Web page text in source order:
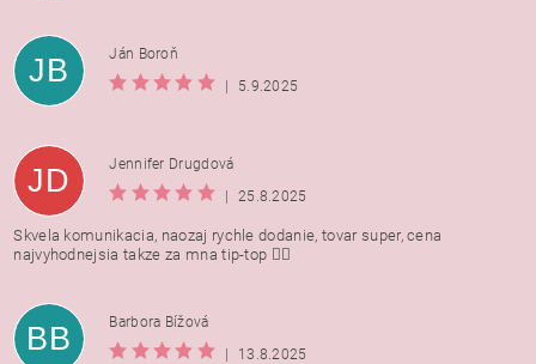
JB
Ján Boroň
|
5.9.2025
JD
Jennifer Drugdová
|
25.8.2025
Skvela komunikacia, naozaj rychle dodanie, tovar super, cena
najvyhodnejsia takze za mna tip-top 👍🏻
BB
Barbora Bížová
|
13.8.2025